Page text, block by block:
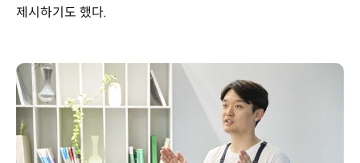
제시하기도 했다.